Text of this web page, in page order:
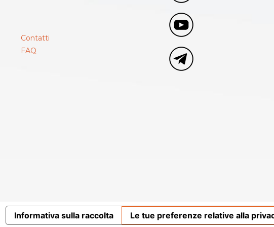
Contatti
FAQ
Informativa sulla raccolta Le tue preferenze relative alla